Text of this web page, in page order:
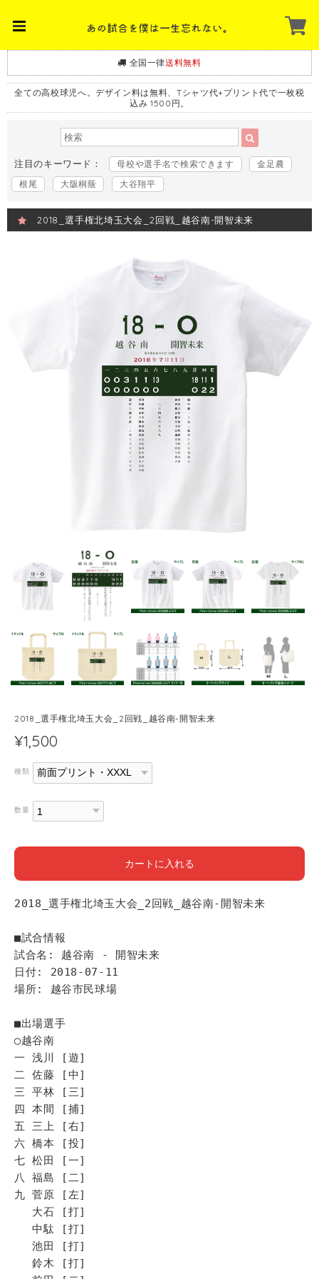
全国一律送料無料
全ての高校球児へ。デザイン料は無料、Tシャツ代+プリント代で一枚税
込み 1500円。
注目のキーワード： 母校や選手名で検索できます
金足農
根尾
大阪桐蔭 大谷翔平
2018_選手権北埼玉大会_2回戦_越谷南-開智未来
2018_選手権北埼玉大会_2回戦_越谷南-開智未来
¥1,500
種類
数量
カートに入れる
2018_選手権北埼玉大会_2回戦_越谷南-開智未来
■試合情報
試合名: 越谷南 - 開智未来
日付: 2018-07-11
場所: 越谷市民球場
■出場選手
◯越谷南
一 浅川 [遊]
二 佐藤 [中]
三 平林 [三]
四 本間 [捕]
五 三上 [右]
六 橋本 [投]
七 松田 [一]
八 福島 [二]
九 菅原 [左]
大石 [打]
中駄 [打]
池田 [打]
鈴木 [打]